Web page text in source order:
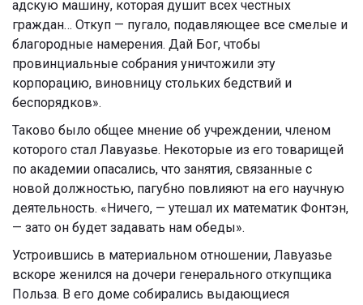
адскую машину, которая душит всех честных
граждан… Откуп — пугало, подавляющее все смелые и
благородные намерения. Дай Бог, чтобы
провинциальные собрания уничтожили эту
корпорацию, виновницу стольких бедствий и
беспорядков».
Таково было общее мнение об учреждении, членом
которого стал Лавуазье. Некоторые из его товарищей
по академии опасались, что занятия, связанные с
новой должностью, пагубно повлияют на его научную
деятельность. «Ничего, — утешал их математик Фонтэн,
— зато он будет задавать нам обеды».
Устроившись в материальном отношении, Лавуазье
вскоре женился на дочери генерального откупщика
Польза. В его доме собирались выдающиеся